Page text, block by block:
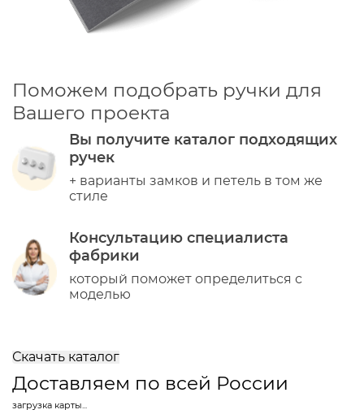
Поможем подобрать ручки для
Вашего проекта
Вы получите каталог подходящих
ручек
+ варианты замков и петель в том же
стиле
Консультацию специалиста
фабрики
который поможет определиться с
моделью
Скачать каталог
Доставляем по всей России
загрузка карты...